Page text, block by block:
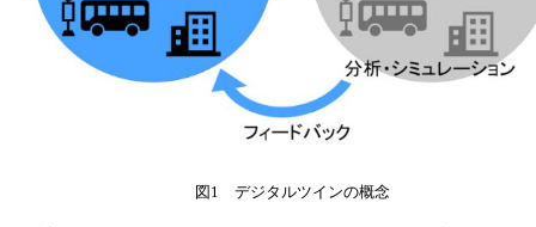
図1 デジタルツインの概念